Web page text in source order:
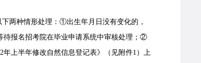
两种情形处理：①出生年月日没有变化的，
待报名招考院在毕业申请系统中审核处理；②
上半年修改自然信息登记表》（见附件1）上